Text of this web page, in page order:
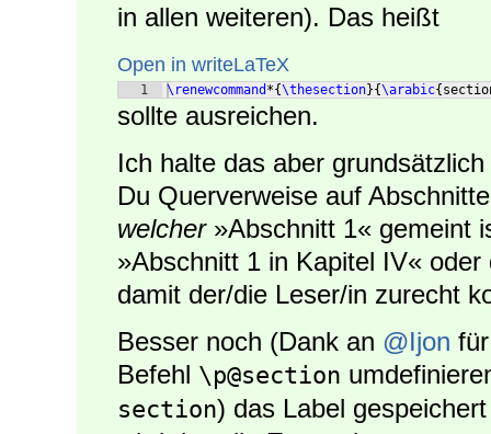
in allen weiteren). Das heißt
Open in writeLaTeX
1 \renewcommand *{\thesection}{\arabic{
sollte ausreichen.
Ich halte das aber
Du Querverweise auf
welcher»Abschnitt 1« gemeint
»Abschnitt 1 in Kapitel IV«
damit der/die Leser/in zurecht
Besser noch (Dank an @Ijon
Befehl \p@section
section) das Label